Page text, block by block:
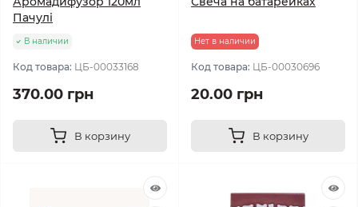
Пачулі
В наличии
Код товара: ЦБ-00033168
370.00 грн
В корзину
Нет в наличии
Код товара: ЦБ-00030696
20.00 грн
В корзину